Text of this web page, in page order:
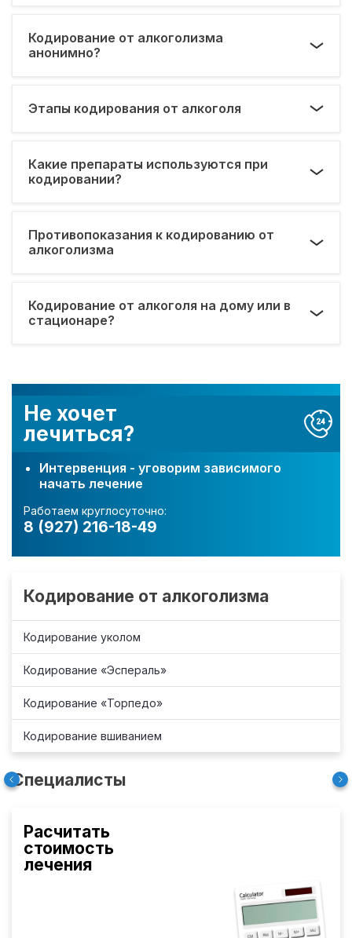
Не хочет
лечиться?
Интервенция - уговорим зависимого
начать лечение
Работаем круглосуточно:
8 (927) 216-18-49
Кодирование от алкоголизма
Кодирование уколом
Кодирование «Эспераль»
Кодирование «Торпедо»
Кодирование вшиванием
Специалисты
Расчитать
стоимость
лечения
Кодирование от алкоголизма
анонимно?
Этапы кодирования от алкоголя
Какие препараты используются при
кодировании?
Противопоказания к кодированию от
алкоголизма
Кодирование от алкоголя на дому или в
стационаре?